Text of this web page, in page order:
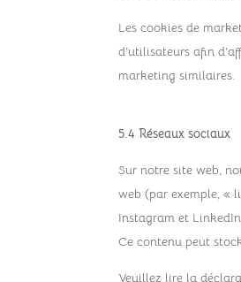
Les cookies de
d’utilisateurs afin
marketing similaires.
5.4 Réseaux sociaux
Sur notre site web,
web (par exemple, «
Instagram et
Ce contenu peut
Veuillez lire la